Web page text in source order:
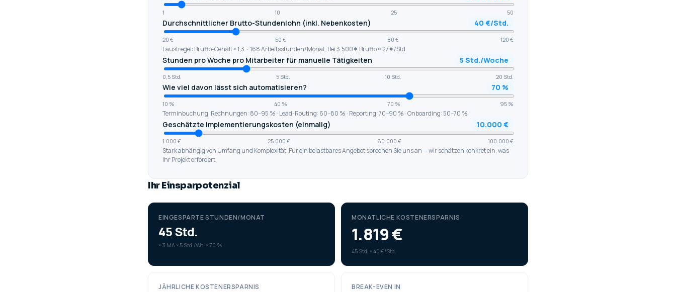
1 10 25 50
Durchschnittlicher Brutto-Stundenlohn (inkl. Nebenkosten) 40 €/Std.
20 € 50 € 80 € 120 €
Faustregel: Brutto-Gehalt × 1,3 ÷ 168 Arbeitsstunden/Monat. Bei 3.500 € Brutto ≈ 27 €/Std.
Stunden pro Woche pro Mitarbeiter für manuelle Tätigkeiten 5 Std./Woche
0,5 Std. 5 Std. 10 Std. 20 Std.
Wie viel davon lässt sich automatisieren? 70 %
10 % 40 % 70 % 95 %
Terminbuchung, Rechnungen: 80–95 % · Lead-Routing: 60–80 % · Reporting: 70–90 % · Onboarding: 50–70 %
Geschätzte Implementierungskosten (einmalig) 10.000 €
1.000 € 25.000 € 60.000 € 100.000 €
Stark abhängig von Umfang und Komplexität. Für ein belastbares Angebot sprechen Sie uns an — wir schätzen konkret ein, was
Ihr Projekt erfordert.
Ihr Einsparpotenzial
EINGESPARTE STUNDEN/MONAT
45Std.
× 3 MA × 5 Std./Wo. ×70 %
MONATLICHE KOSTENERSPARNIS
1.819€
45 Std. ×40 €/Std.
JÄHRLICHE KOSTENERSPARNIS BREAK-EVEN IN